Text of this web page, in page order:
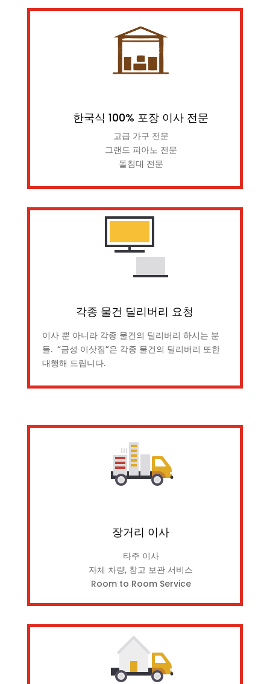
한국식 100% 포장 이사 전문
고급 가구 전문
그랜드 피아노 전문
돌침대 전문
각종 물건 딜리버리 요청
이사 뿐 아니라 각종 물건의 딜리버리 하시는 분
들. “금성 이삿짐”은 각종 물건의 딜리버리 또한
대행해 드립니다.
장거리 이사
타주 이사
자체 차량, 창고 보관 서비스
Room to Room Service